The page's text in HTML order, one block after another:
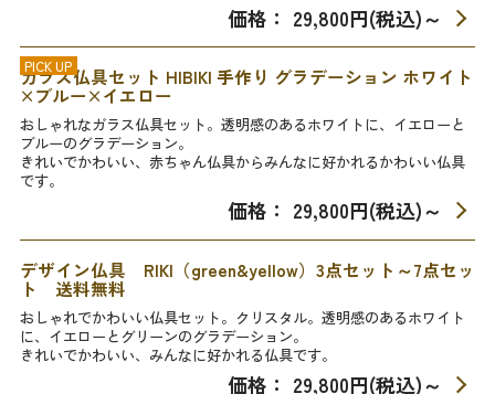
価格： 29,800円(税込)～
PICK UP
ガラス仏具セット HIBIKI 手作り グラデーション ホワイト
×ブルー×イエロー
おしゃれなガラス仏具セット。透明感のあるホワイトに、イエローと
ブルーのグラデーション。
きれいでかわいい、赤ちゃん仏具からみんなに好かれるかわいい仏具
です。
価格： 29,800円(税込)～
デザイン仏具 RIKI（green&yellow）3点セット～7点セッ
ト 送料無料
おしゃれでかわいい仏具セット。クリスタル。透明感のあるホワイト
に、イエローとグリーンのグラデーション。
きれいでかわいい、みんなに好かれる仏具です。
価格： 29,800円(税込)～